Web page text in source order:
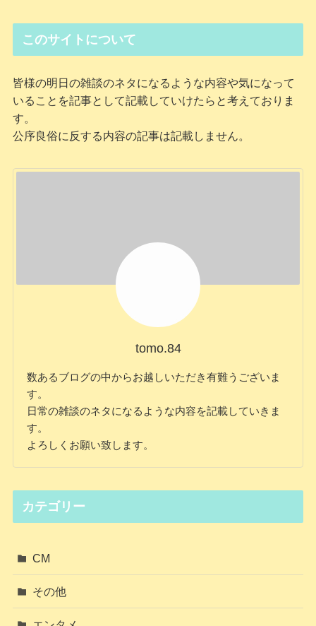
このサイトについて
皆様の明日の雑談のネタになるような内容や気になって
いることを記事として記載していけたらと考えておりま
す。
公序良俗に反する内容の記事は記載しません。
tomo.84
数あるブログの中からお越しいただき有難うございま
す。
日常の雑談のネタになるような内容を記載していきま
す。
よろしくお願い致します。
カテゴリー
CM
その他